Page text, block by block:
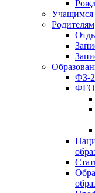
Учащимся
Родителям
ФЗ-